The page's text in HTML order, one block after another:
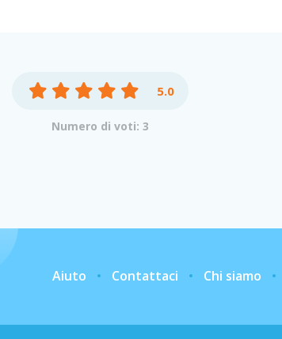
5.0
Numero di voti: 3
Aiuto Contattaci Chi siamo